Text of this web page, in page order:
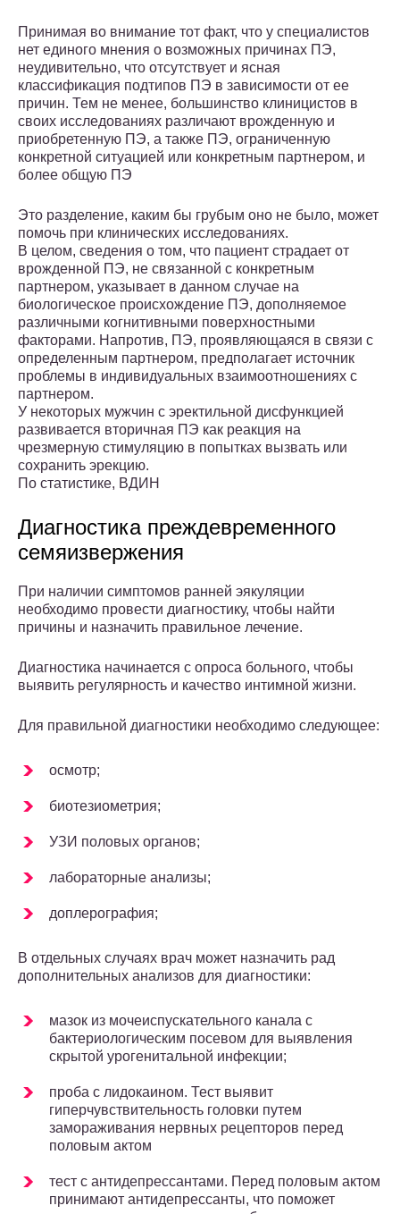
Принимая во внимание тот факт, что у специалистов
нет единого мнения о возможных причинах ПЭ,
неудивительно, что отсутствует и ясная
классификация подтипов ПЭ в зависимости от ее
причин. Тем не менее, большинство клиницистов в
своих исследованиях различают врожденную и
приобретенную ПЭ, а также ПЭ, ограниченную
конкретной ситуацией или конкретным партнером, и
более общую ПЭ
Это разделение, каким бы грубым оно не было, может
помочь при клинических исследованиях.
В целом, сведения о том, что пациент страдает от
врожденной ПЭ, не связанной с конкретным
партнером, указывает в данном случае на
биологическое происхождение ПЭ, дополняемое
различными когнитивными поверхностными
факторами. Напротив, ПЭ, проявляющаяся в связи с
определенным партнером, предполагает источник
проблемы в индивидуальных взаимоотношениях с
партнером.
У некоторых мужчин с эректильной дисфункцией
развивается вторичная ПЭ как реакция на
чрезмерную стимуляцию в попытках вызвать или
сохранить эрекцию.
По статистике, ВДИН
Диагностика преждевременного
семяизвержения
При наличии симптомов ранней эякуляции
необходимо провести диагностику, чтобы найти
причины и назначить правильное лечение.
Диагностика начинается с опроса больного, чтобы
выявить регулярность и качество интимной жизни.
Для правильной диагностики необходимо следующее:
осмотр;
биотезиометрия;
УЗИ половых органов;
лабораторные анализы;
доплерография;
В отдельных случаях врач может назначить рад
дополнительных анализов для диагностики:
мазок из мочеиспускательного канала с
бактериологическим посевом для выявления
скрытой урогенитальной инфекции;
проба с лидокаином. Тест выявит
гиперчувствительность головки путем
замораживания нервных рецепторов перед
половым актом
тест с антидепрессантами. Перед половым актом
принимают антидепрессанты, что поможет